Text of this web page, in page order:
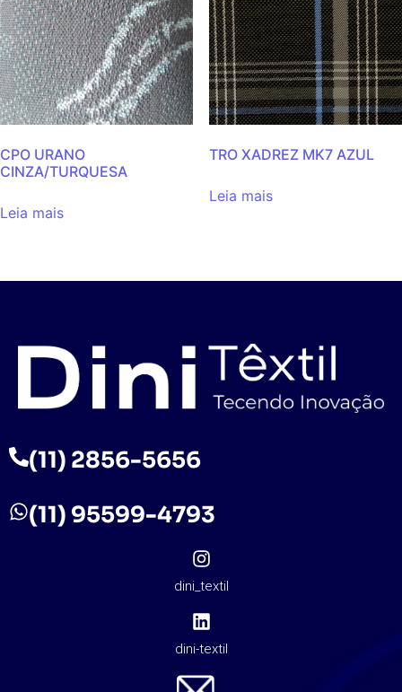
CPO URANO
CINZA/TURQUESA
Leia mais
TRO XADREZ MK7 AZUL
Leia mais
(11) 2856-5656
(11) 95599-4793
dini_textil
dini-textil